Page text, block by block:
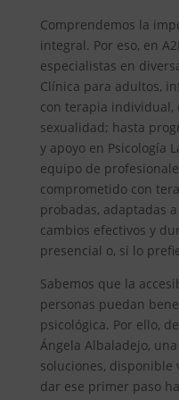
Comprendemos la
integral. Por eso, en
especialistas en
Clínica para adultos,
con terapia individual,
sexualidad; hasta
y apoyo en Psicología
equipo de
comprometido con
probadas, adaptadas
cambios efectivos y
presencial o, si lo
Sabemos que la
personas puedan
psicológica. Por ello,
Ángela Albaladejo,
soluciones,
dar ese primer paso